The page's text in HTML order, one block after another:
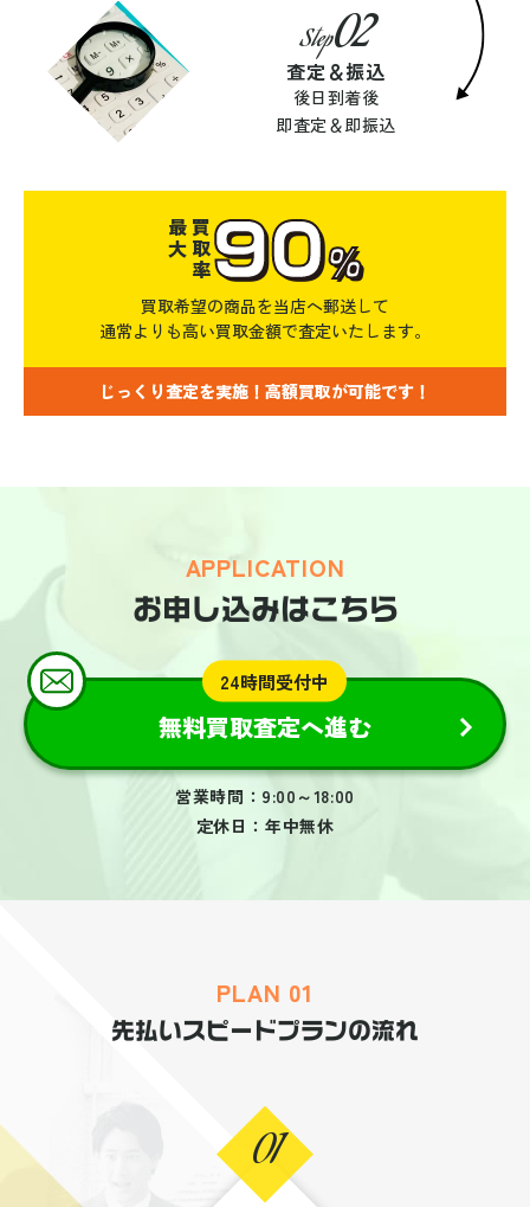
Step02
査定＆振込
後日到着後
即査定＆即振込
買取率
最大 90%
買取希望の商品を当店へ郵送して
通常よりも高い買取金額で査定いたします。
じっくり査定を実施！高額買取が可能です！
APPLICATION
お申し込みはこちら
24時間受付中
無料買取査定へ進む
営業時間：9:00～18:00
定休日：年中無休
PLAN 01
先払いスピードプランの流れ
01